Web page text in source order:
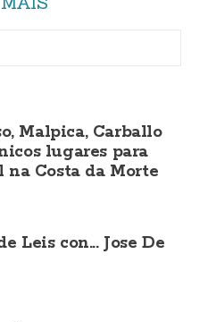
Malpica, Carballo
lugares para
Costa da Morte
Leis con... Jose De